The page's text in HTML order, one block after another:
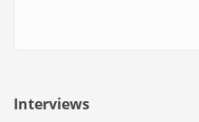
Interviews